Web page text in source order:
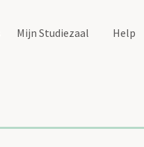
Mijn Studiezaal Help